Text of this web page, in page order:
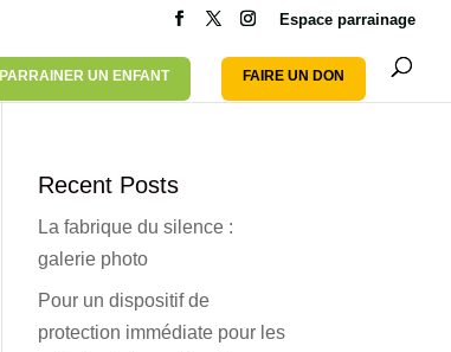
Espace parrainage
PARRAINER UN ENFANT FAIRE UN DON
Recent Posts
La fabrique du silence :
galerie photo
Pour un dispositif de
protection immédiate pour les